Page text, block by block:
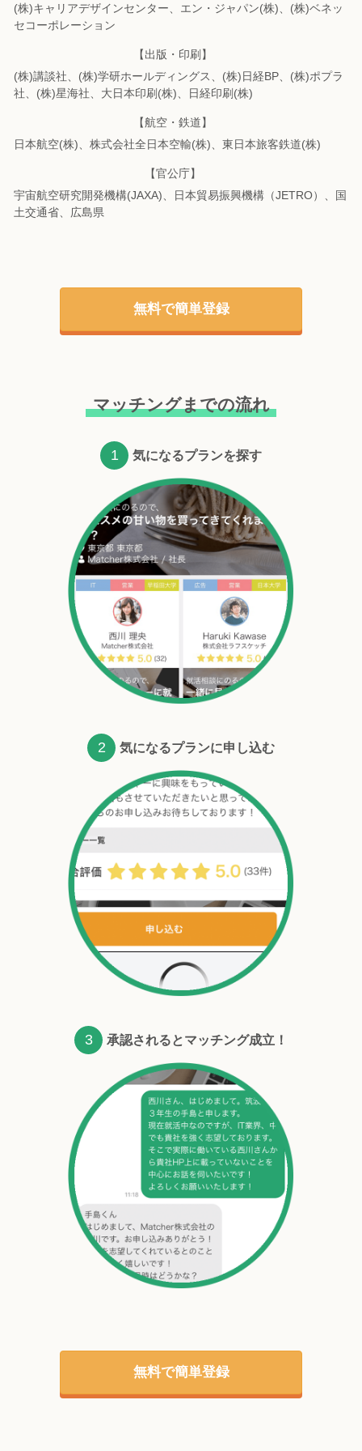
(株)キャリアデザインセンター、エン・ジャパン(株)、(株)ベネッ
セコーポレーション
【出版・印刷】
(株)講談社、(株)学研ホールディングス、(株)日経BP、(株)ポプラ
社、(株)星海社、 大日本印刷(株)、日経印刷(株)
【航空・鉄道】
日本航空(株)、株式会社全日本空輸(株)、東日本旅客鉄道(株)
【官公庁】
宇宙航空研究開発機構(JAXA)、日本貿易振興機構（JETRO）、国
土交通省、広島県
無料で簡単登録
マッチングまでの流れ
1 気になるプランを探す
2 気になるプランに申し込む
3 承認されるとマッチング成立！
無料で簡単登録